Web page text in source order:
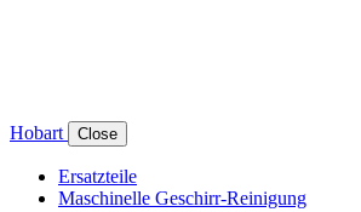
Hobart Close
Ersatzteile
Maschinelle Geschirr-Reinigung